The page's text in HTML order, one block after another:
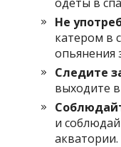
Не
катером в
опьянения
Следите
выходите
и
акватории.